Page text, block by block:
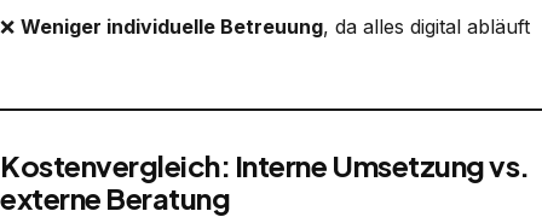
❌ Weniger individuelle Betreuung, da alles digital abläuft
Kostenvergleich: Interne Umsetzung vs.
externe Beratung